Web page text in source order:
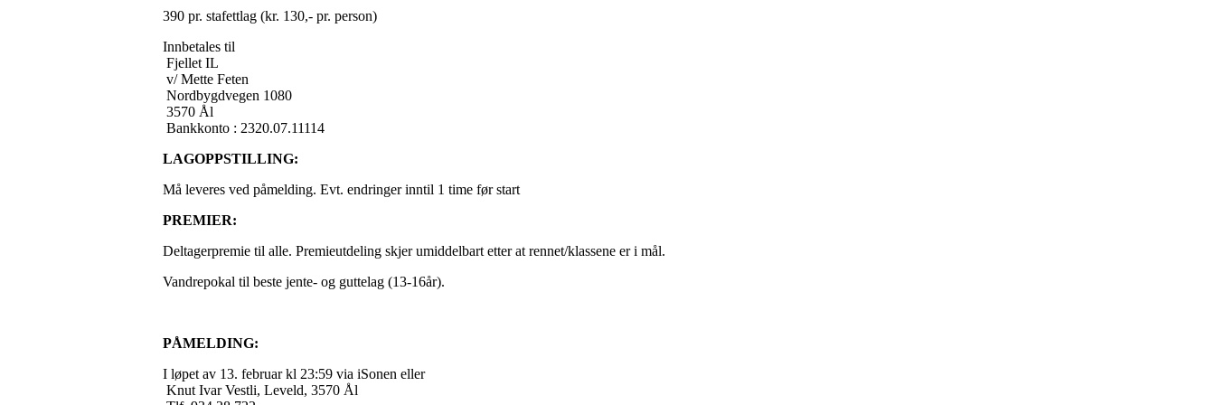
390 pr. stafettlag (kr. 130,- pr. person)
Innbetales til
Fjellet IL
v/ Mette Feten
Nordbygdvegen 1080
3570 Ål
Bankkonto : 2320.07.11114
LAGOPPSTILLING:
Må leveres ved påmelding. Evt. endringer inntil 1 time før start
PREMIER:
Deltagerpremie til alle. Premieutdeling skjer umiddelbart etter at rennet/klassene er i mål.
Vandrepokal til beste jente- og guttelag (13-16år).
PÅMELDING:
I løpet av 13. februar kl 23:59 via iSonen eller
Knut Ivar Vestli, Leveld, 3570 Ål